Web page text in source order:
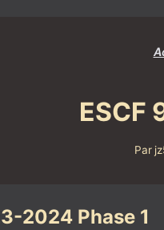
ESCF
Par
2024 Phase 1